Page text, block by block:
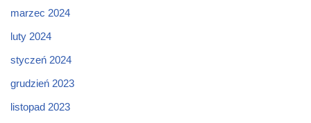
marzec 2024
luty 2024
styczeń 2024
grudzień 2023
listopad 2023